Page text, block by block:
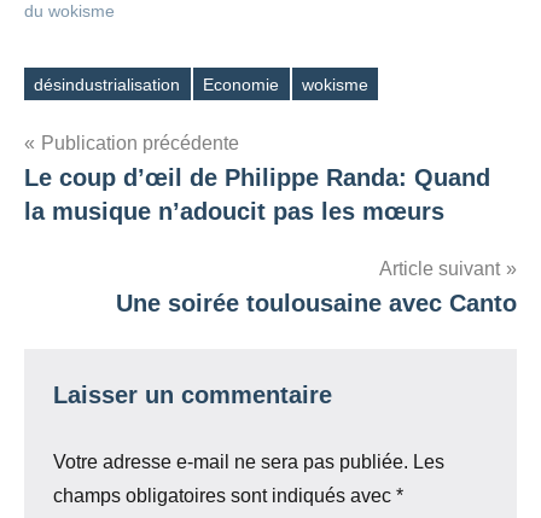
du wokisme
Étiquettes
désindustrialisation Economie wokisme
Navigation
de
Publication précédente
Le coup d’œil de Philippe Randa: Quand
la musique n’adoucit pas les mœurs
Article suivant
Une soirée toulousaine avec Canto
Laisser un commentaire
Votre adresse e-mail ne sera pas publiée. Les
champs obligatoires sont indiqués avec *